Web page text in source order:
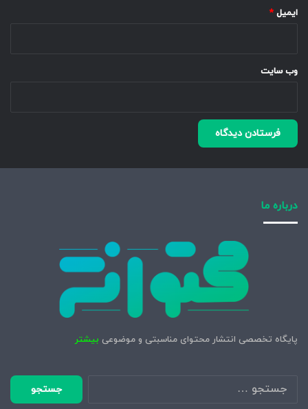
ایمیل *
وب‌ سایت
درباره ما
پایگاه تخصصی انتشار محتوای مناسبتی و موضوعی بیشتر
جستجو
برای: